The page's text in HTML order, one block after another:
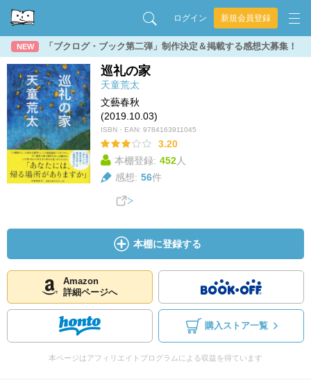
ログイン 新規会員登録
NEW 「ブクログ・ブック第二弾」制作決定＆掲載する感想大募集！
巡礼の家
天童荒太
文藝春秋
(2019.10.03)
ISBN・EAN: 9784163911045
3.20
本棚登録: 452人
感想: 56件
本棚に登録する
Amazon
詳細ページへ
購入ストア一覧
本ページはアフィリエイトプログラムによる収益を得ています